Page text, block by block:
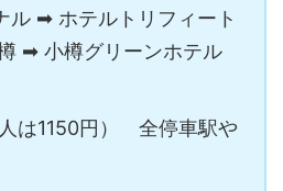
ル ➡ ホテルトリフィート
➡ 小樽グリーンホテル
は1150円） 全停車駅や